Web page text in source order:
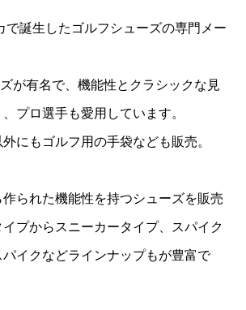
で誕生したゴルフシューズの専門メー
が有名で、機能性とクラシックな見
プロ選手も愛用しています。
にもゴルフ用の手袋なども販売。
られた機能性を持つシューズを販売
プからスニーカータイプ、スパイク
イクなどラインナップもが豊富で